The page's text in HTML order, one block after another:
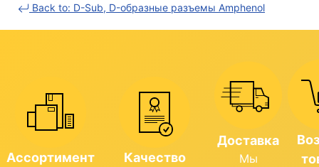
Back to: D-Sub, D-образные разъемы Amphenol
Ассортимент Качество
Доставка
Мы